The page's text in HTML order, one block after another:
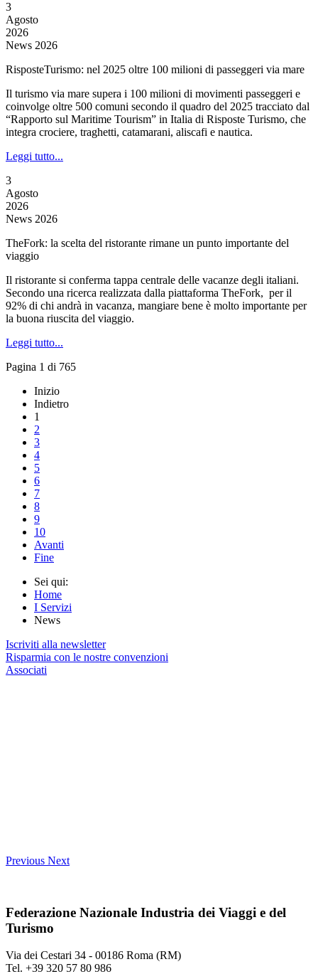
3
Agosto
2026
News 2026
RisposteTurismo: nel 2025 oltre 100 milioni di passeggeri via mare
Il turismo via mare supera i 100 milioni di movimenti passeggeri e
coinvolge oltre 500 comuni secondo il quadro del 2025 tracciato dal
“Rapporto sul Maritime Tourism” in Italia di Risposte Turismo, che
integra crociere, traghetti, catamarani, aliscafi e nautica.
Leggi tutto...
3
Agosto
2026
News 2026
TheFork: la scelta del ristorante rimane un punto importante del
viaggio
Il ristorante si conferma tappa centrale delle vacanze degli italiani.
Secondo una ricerca realizzata dalla piattaforma TheFork, per il
92% di chi andrà in vacanza, mangiare bene è molto importante per
la buona riuscita del viaggio.
Leggi tutto...
Pagina 1 di 765
Inizio
Indietro
1
2
3
4
5
6
7
8
9
10
Avanti
Fine
Sei qui:
Home
I Servizi
News
Iscriviti alla newsletter
Risparmia con le nostre convenzioni
Associati
Previous Next
Federazione Nazionale Industria dei Viaggi e del
Turismo
Via dei Cestari 34 - 00186 Roma (RM)
Tel. +39 320 57 80 986